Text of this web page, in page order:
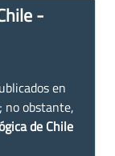
-
en
no obstante,
de Chile